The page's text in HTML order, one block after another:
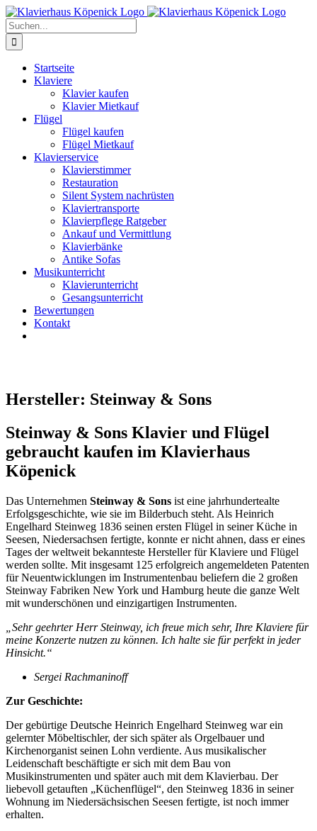
Zum
Inhalt
springen
Suche
nach:
Startseite
Klaviere
Klavier kaufen
Klavier Mietkauf
Flügel
Flügel kaufen
Flügel Mietkauf
Klavierservice
Klavierstimmer
Restauration
Silent System nachrüsten
Klaviertransporte
Klavierpflege Ratgeber
Ankauf und Vermittlung
Klavierbänke
Antike Sofas
Musikunterricht
Klavierunterricht
Gesangsunterricht
Bewertungen
Kontakt
Hersteller: Steinway & Sons
Steinway & Sons Klavier und Flügel
gebraucht kaufen im Klavierhaus
Köpenick
Das Unternehmen Steinway & Sons ist eine jahrhundertealte
Erfolgsgeschichte, wie sie im Bilderbuch steht. Als Heinrich
Engelhard Steinweg 1836 seinen ersten Flügel in seiner Küche in
Seesen, Niedersachsen fertigte, konnte er nicht ahnen, dass er eines
Tages der weltweit bekannteste Hersteller für Klaviere und Flügel
werden sollte. Mit insgesamt 125 erfolgreich angemeldeten Patenten
für Neuentwicklungen im Instrumentenbau beliefern die 2 großen
Steinway Fabriken New York und Hamburg heute die ganze Welt
mit wunderschönen und einzigartigen Instrumenten.
„Sehr geehrter Herr Steinway, ich freue mich sehr, Ihre Klaviere für
meine Konzerte nutzen zu können. Ich halte sie für perfekt in jeder
Hinsicht.“
Sergei Rachmaninoff
Zur Geschichte:
Der gebürtige Deutsche Heinrich Engelhard Steinweg war ein
gelernter Möbeltischler, der sich später als Orgelbauer und
Kirchenorganist seinen Lohn verdiente. Aus musikalischer
Leidenschaft beschäftigte er sich mit dem Bau von
Musikinstrumenten und später auch mit dem Klavierbau. Der
liebevoll getauften „Küchenflügel“, den Steinweg 1836 in seiner
Wohnung im Niedersächsischen Seesen fertigte, ist noch immer
erhalten.